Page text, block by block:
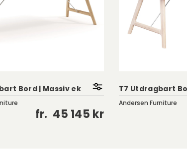
Bord | Massiv ek
fr. 45 145 kr
T7 Utdragbart
Andersen Furniture